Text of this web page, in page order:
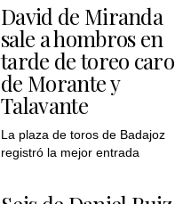
David de Miranda
sale a hombros en
tarde de toreo caro
de Morante y
Talavante
La plaza de toros de Badajoz
registró la mejor entrada